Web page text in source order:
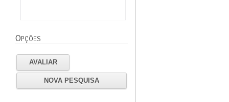
Opções
AVALIAR
NOVA PESQUISA